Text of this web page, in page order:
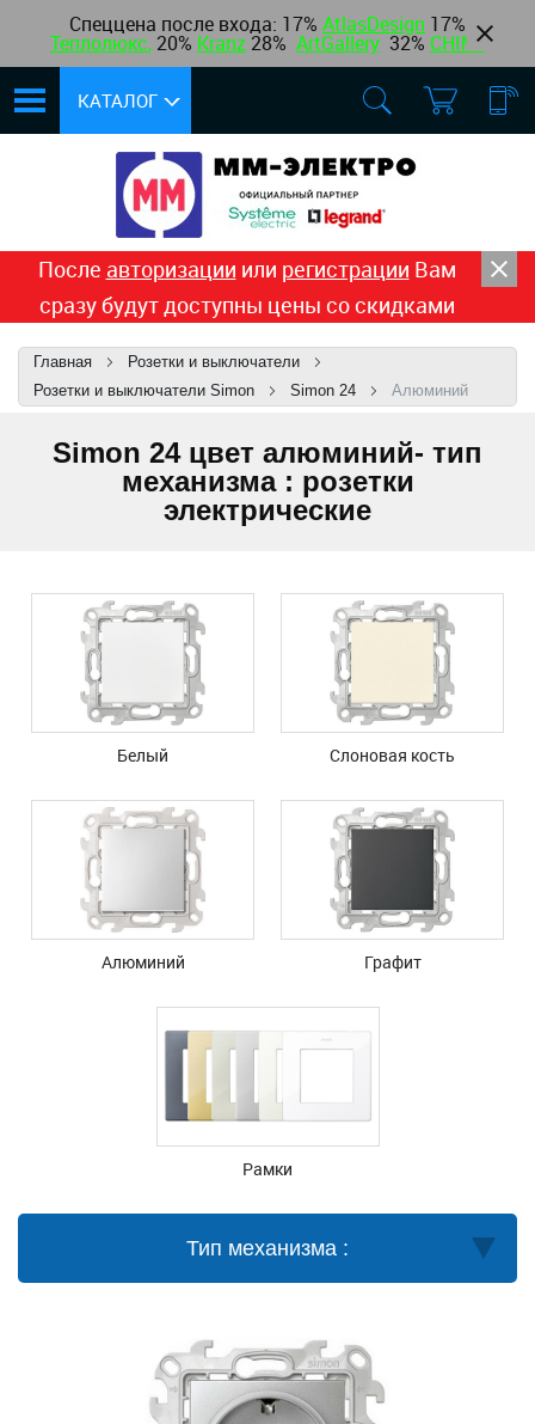
Спеццена после входа: 17% AtlasDesign 17%
Теплолюкс, 20% Kranz 28% ArtGallery 32% CHINT
КАТАЛОГ
После авторизации или регистрации Вам
сразу будут доступны цены со скидками
Главная
Розетки и выключатели
Розетки и выключатели Simon
Simon 24 Алюминий
Simon 24 цвет алюминий- тип
механизма : розетки
электрические
Белый Слоновая кость
Алюминий Графит
Рамки
Тип механизма :